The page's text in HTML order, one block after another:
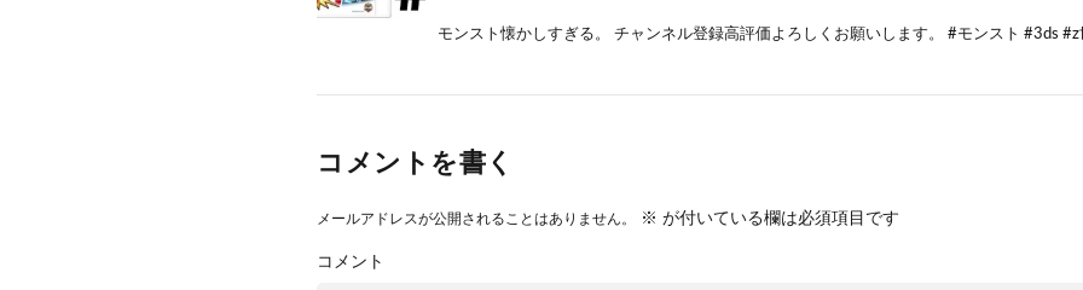
モンスト懐かしすぎる。 チャンネル登録高評価よろしくお願いします。 #モンスト #3ds
コメントを書く
メールアドレスが公開されることはありません。 ※ が付いている欄は必須項目です
コメント